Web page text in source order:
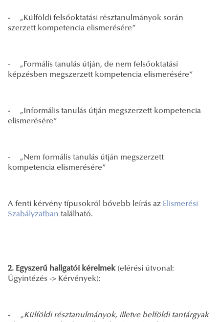
- „Külföldi felsőoktatási résztanulmányok során
szerzett kompetencia elismerésére”
- „Formális tanulás útján, de nem felsőoktatási
képzésben megszerzett kompetencia elismerésére”
- „Informális tanulás útján megszerzett kompetencia
elismerésére”
- „Nem formális tanulás útján megszerzett
kompetencia elismerésére”
A fenti kérvény típusokról bővebb leírás az Elismerési
Szabályzatban található.
2. Egyszerű hallgatói kérelmek(elérési útvonal:
Ügyintézés -> Kérvények):
-
„Külföldi résztanulmányok, illetve belföldi tantárgyak